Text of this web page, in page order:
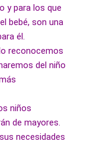
y para los que
bebé, son una
él.
reconocemos
del niño
niños
de mayores.
necesidades